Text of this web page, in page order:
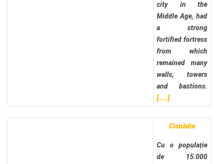
city in the
Middle Age, had
a strong
fortified fortress
from which
remained many
walls, towers
and bastions.
[…..]
Cisnădie
Cu o populație
de 15.000